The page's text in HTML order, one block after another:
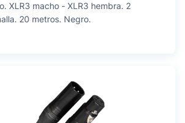
XLR3 macho - XLR3 hembra. 2
20 metros. Negro.